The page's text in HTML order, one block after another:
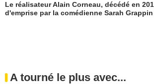
Le réalisateur Alain Corneau, décédé en
d'emprise par la comédienne Sarah Grappin
A tourné le plus avec...